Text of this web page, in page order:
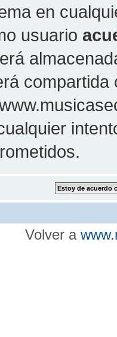
en
usuario
Volver a